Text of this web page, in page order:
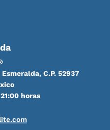
C.P. 52937
horas